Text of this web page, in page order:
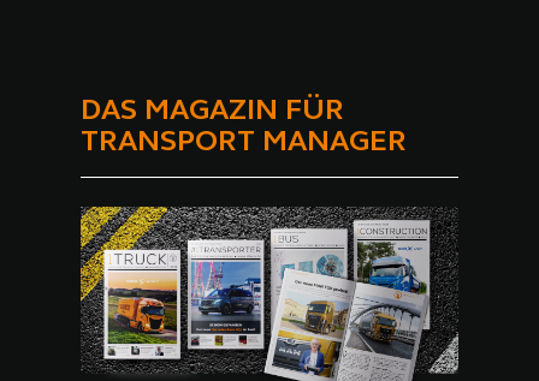
DAS MAGAZIN FÜR
TRANSPORT MANAGER